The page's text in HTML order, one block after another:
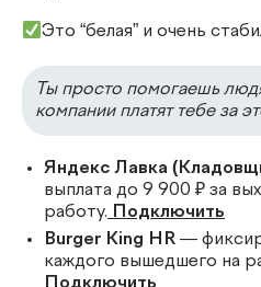
Это “белая” и очень
Ты просто помогаешь
компании платят тебе за
Яндекс Лавка
выплата до 9 900 ₽ за
работу.
Подключить
Burger King HR —
каждого вышедшего на
Подключить